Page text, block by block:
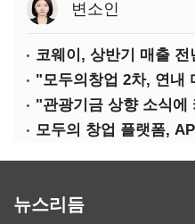
변소인
코웨이, 상반기 매출 전
"모두의창업 2차, 연내
뉴스리듬